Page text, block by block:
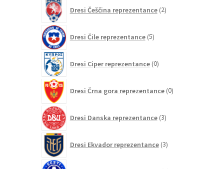
Dresi Češčina reprezentance 2izdelka
Dresi Čile reprezentance 5izdelkov
Dresi Ciper reprezentance 0izdelkov
Dresi Črna gora reprezentance 0izdelkov
Dresi Danska reprezentance 3izdelki
Dresi Ekvador reprezentance 3izdelki